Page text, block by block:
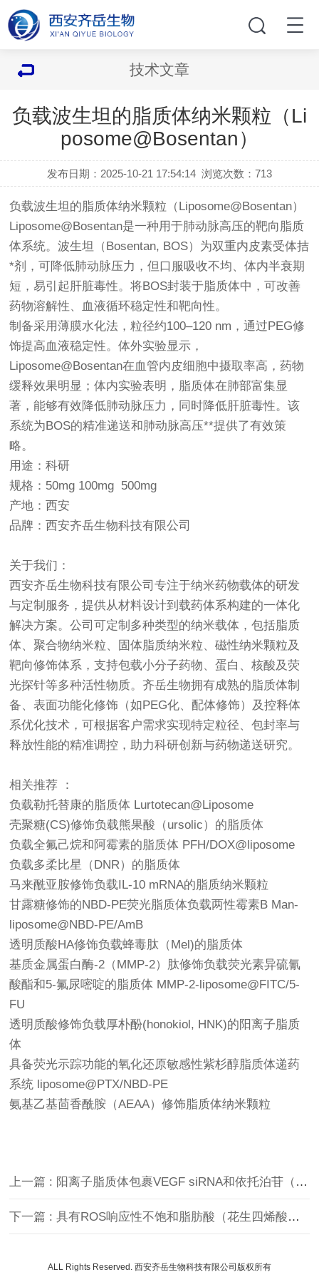
技术文章
负载波生坦的脂质体纳米颗粒（Li
posome@Bosentan）
发布日期：2025-10-21 17:54:14 浏览次数：713
负载波生坦的脂质体纳米颗粒（Liposome@Bosentan）
Liposome@Bosentan是一种用于肺动脉高压的靶向脂质
体系统。波生坦（Bosentan, BOS）为双重内皮素受体拮
*剂，可降低肺动脉压力，但口服吸收不均、体内半衰期
短，易引起肝脏毒性。将BOS封装于脂质体中，可改善
药物溶解性、血液循环稳定性和靶向性。
制备采用薄膜水化法，粒径约100–120 nm，通过PEG修
饰提高血液稳定性。体外实验显示，
Liposome@Bosentan在血管内皮细胞中摄取率高，药物
缓释效果明显；体内实验表明，脂质体在肺部富集显
著，能够有效降低肺动脉压力，同时降低肝脏毒性。该
系统为BOS的精准递送和肺动脉高压**提供了有效策
略。
用途：科研
规格：50mg 100mg 500mg
产地：西安
品牌：西安齐岳生物科技有限公司
关于我们：
西安齐岳生物科技有限公司专注于纳米药物载体的研发
与定制服务，提供从材料设计到载药体系构建的一体化
解决方案。公司可定制多种类型的纳米载体，包括脂质
体、聚合物纳米粒、固体脂质纳米粒、磁性纳米颗粒及
靶向修饰体系，支持包载小分子药物、蛋白、核酸及荧
光探针等多种活性物质。齐岳生物拥有成熟的脂质体制
备、表面功能化修饰（如PEG化、配体修饰）及控释体
系优化技术，可根据客户需求实现特定粒径、包封率与
释放性能的精准调控，助力科研创新与药物递送研究。
相关推荐 ：
负载勒托替康的脂质体 Lurtotecan@Liposome
壳聚糖(CS)修饰负载熊果酸（ursolic）的脂质体
负载全氟己烷和阿霉素的脂质体 PFH/DOX@liposome
负载多柔比星（DNR）的脂质体
马来酰亚胺修饰负载IL-10 mRNA的脂质纳米颗粒
甘露糖修饰的NBD-PE荧光脂质体负载两性霉素B Man-
liposome@NBD-PE/AmB
透明质酸HA修饰负载蜂毒肽（Mel)的脂质体
基质金属蛋白酶-2（MMP-2）肽修饰负载荧光素异硫氰
酸酯和5-氟尿嘧啶的脂质体 MMP-2-liposome@FITC/5-
FU
透明质酸修饰负载厚朴酚(honokiol, HNK)的阳离子脂质
体
具备荧光示踪功能的氧化还原敏感性紫杉醇脂质体递药
系统 liposome@PTX/NBD-PE
氨基乙基茴香酰胺（AEAA）修饰脂质体纳米颗粒
上一篇 : 阳离子脂质体包裹VEGF siRNA和依托泊苷（Etoposide）
下一篇 : 具有ROS响应性不饱和脂肪酸（花生四烯酸）的脂质体
ALL Rights Reserved. 西安齐岳生物科技有限公司版权所有